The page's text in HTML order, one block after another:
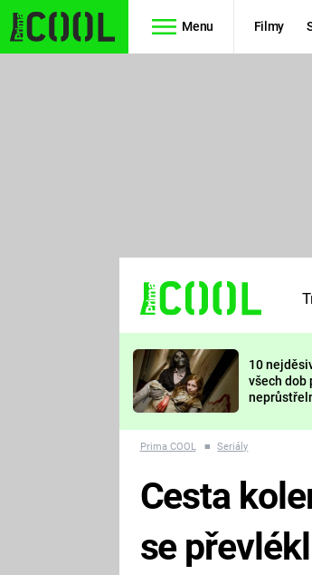
Menu Filmy
TŘESKU
FUTURAMA
10
všech dob
nejvíc
Prima COOL ■ Seriály
Cesta
se